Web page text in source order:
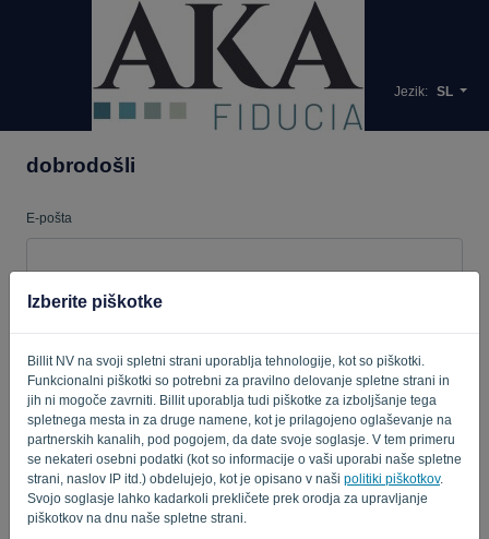
Izberite piškotke
Billit NV na svoji spletni strani uporablja tehnologije, kot so piškotki.
Funkcionalni piškotki so potrebni za pravilno delovanje spletne strani in
jih ni mogoče zavrniti. Billit uporablja tudi piškotke za izboljšanje tega
spletnega mesta in za druge namene, kot je prilagojeno oglaševanje na
partnerskih kanalih, pod pogojem, da date svoje soglasje. V tem primeru
se nekateri osebni podatki (kot so informacije o vaši uporabi naše spletne
strani, naslov IP itd.) obdelujejo, kot je opisano v naši politiki piškotkov.
Svojo soglasje lahko kadarkoli prekličete prek orodja za upravljanje
piškotkov na dnu naše spletne strani.
Jezik: SL
dobrodošli
E-pošta
Geslo
Spomni me Pozabljeno geslo?
PRIJAVA